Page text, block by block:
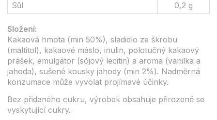
Sůl
0,2 g
Složení:
Kakaová hmota (min 50%), sladidlo ze škrobu
(maltitol), kakaové máslo, inulin, polotučný kakaový
prášek, emulgátor (sójový lecitin) a aroma (vanilka a
jahoda), sušené kousky jahody (min 2%). Nadměrná
konzumace může vyvolat projímavé účinky.
Bez přidaného cukru, výrobek obsahuje přirozeně se
vyskytující cukry.